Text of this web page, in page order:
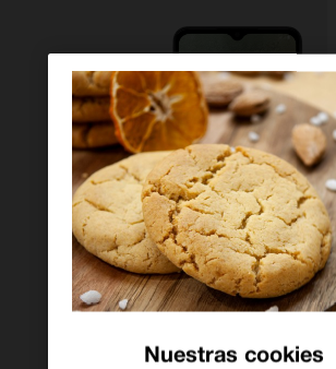
Nuestras cookies